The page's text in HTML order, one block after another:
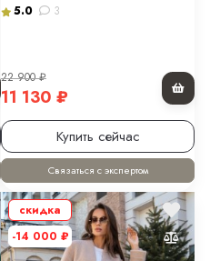
5.0 3
22 900₽
11 130 ₽
Купить сейчас
Связаться с экспертом
скидка
-14 000 ₽